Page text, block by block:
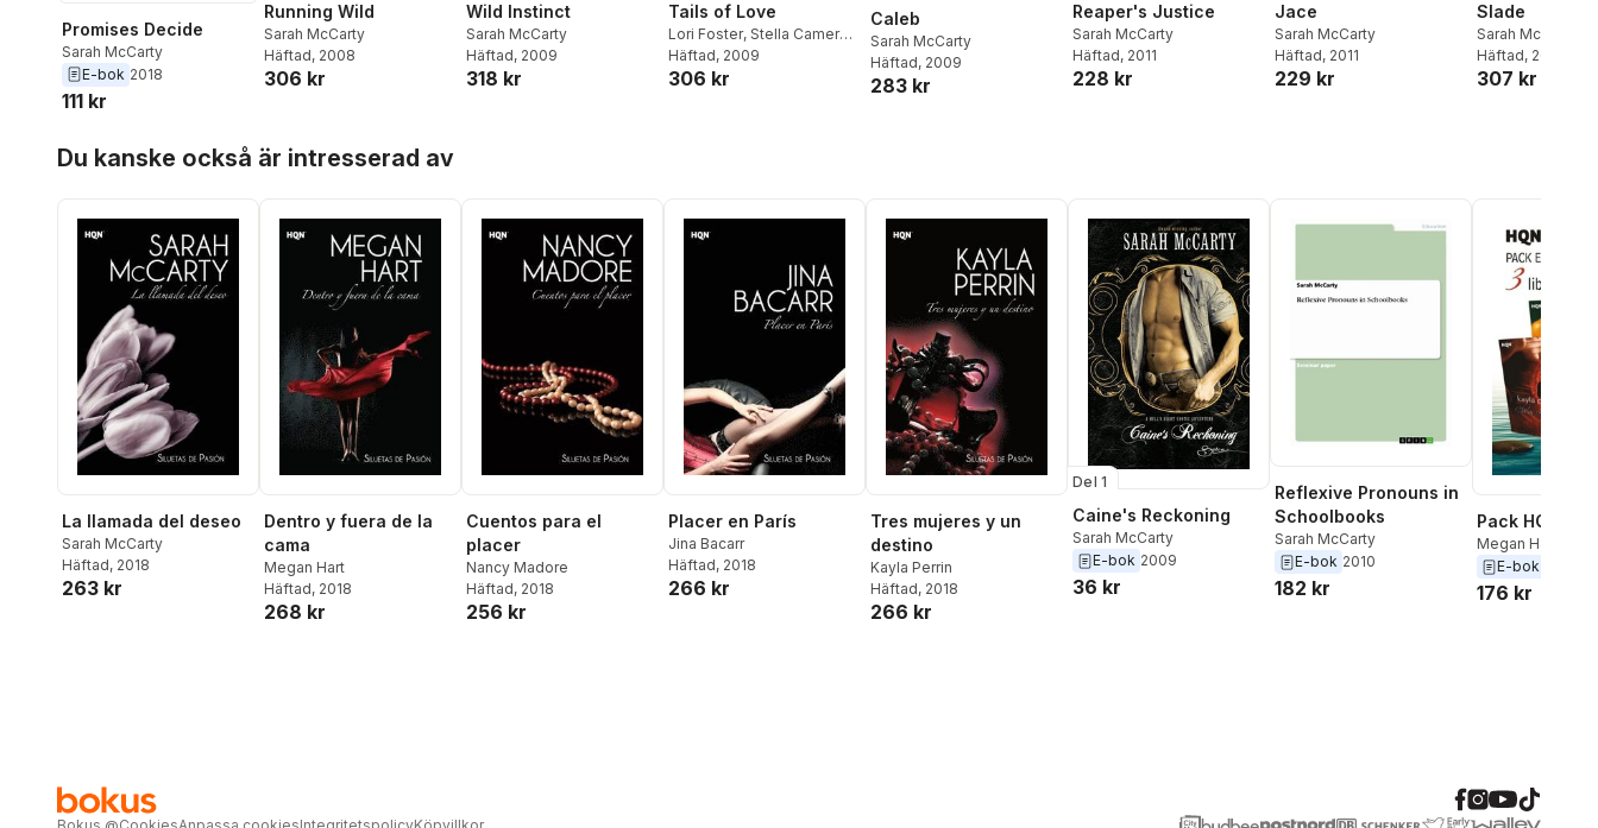
Promises Decide
Sarah McCarty
E-bok 2018
111 kr
Running Wild
Sarah McCarty
Häftad, 2008
306 kr
Wild Instinct
Sarah McCarty
Häftad, 2009
318 kr
Tails of Love
Lori Foster, Stella Cameron
Sarah McCarty
MacMeans
Häftad, 2009
306 kr
Caleb
Sarah McCarty
Häftad, 2009
283 kr
Reaper's Justice
Sarah McCarty
Häftad, 2011
228 kr
Jace
Sarah McCarty
Häftad, 2011
229 kr
Slade
Sarah McCarty
Häftad, 2011
307 kr
Du kanske också är intresserad av
La llamada del deseo
Sarah McCarty
Häftad, 2018
263 kr
Dentro y fuera de la
cama
Megan Hart
Häftad, 2018
268 kr
Cuentos para el
placer
Nancy Madore
Häftad, 2018
256 kr
Placer en París
Jina Bacarr
Häftad, 2018
266 kr
Tres mujeres y un
destino
Kayla Perrin
Häftad, 2018
266 kr
Del 1
Caine's Reckoning
Sarah McCarty
E-bok 2009
36 kr
Reflexive Pronouns in
Schoolbooks
Sarah McCarty
E-bok 2010
182 kr
Pack HQN
Megan Hart
Sarah McCarty
E-bok
176 kr
Bokus @CookiesAnpassa cookiesIntegritetspolicyKöpvillkor